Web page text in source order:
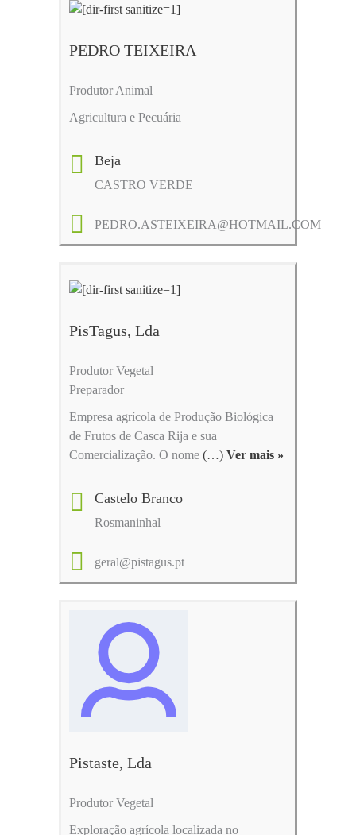
PEDRO TEIXEIRA
Produtor Animal
Agricultura e Pecuária
Beja
CASTRO VERDE
PEDRO.ASTEIXEIRA@HOTMAIL.COM
PisTagus, Lda
Produtor Vegetal
Preparador
Empresa agrícola de Produção Biológica
de Frutos de Casca Rija e sua
Comercialização. O nome (…) Ver mais »
Castelo Branco
Rosmaninhal
geral@pistagus.pt
Pistaste, Lda
Produtor Vegetal
Exploração agrícola localizada no